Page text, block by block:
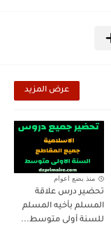
عرض المزيد
منذ بضع اعوام
تحضير درس علاقة
المسلم بأخيه المسلم
للسنة أولى متوسط...